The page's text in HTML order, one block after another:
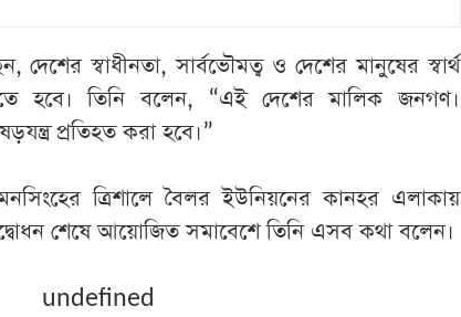
দেশের স্বাধীনতা, সার্বভৌমত্ব ও দেশের মানুষের স্বার্থ
হবে। তিনি বলেন, “এই দেশের মালিক জনগণ।
প্রতিহত করা হবে।”
ত্রিশালে বৈলর ইউনিয়নের কানহর এলাকায়
শেষে আয়োজিত সমাবেশে তিনি এসব কথা বলেন।
undefined